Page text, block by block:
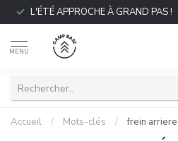
L'ÉTÉ APPROCHE À GRAND PAS !
MENU
Accueil / Mots-clés / frein arriere